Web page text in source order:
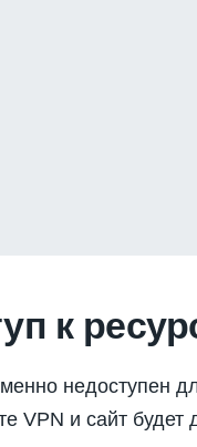
к
недоступен
VPN и сайт будет